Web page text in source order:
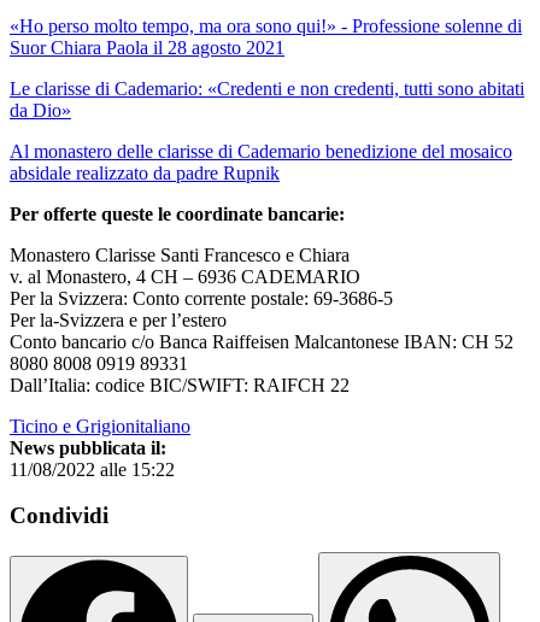
«Ho perso molto tempo, ma ora sono qui!» - Professione solenne di
Suor Chiara Paola il 28 agosto 2021
Le clarisse di Cademario: «Credenti e non credenti, tutti sono abitati
da Dio»
Al monastero delle clarisse di Cademario benedizione del mosaico
absidale realizzato da padre Rupnik
Per offerte queste le coordinate bancarie:
Monastero Clarisse Santi Francesco e Chiara
v. al Monastero, 4 CH – 6936 CADEMARIO
Per la Svizzera: Conto corrente postale: 69-3686-5
Per la-Svizzera e per l’estero
Conto bancario c/o Banca Raiffeisen Malcantonese IBAN: CH 52
8080 8008 0919 89331
Dall’Italia: codice BIC/SWIFT: RAIFCH 22
Ticino e Grigionitaliano
News pubblicata il:
11/08/2022 alle 15:22
Condividi